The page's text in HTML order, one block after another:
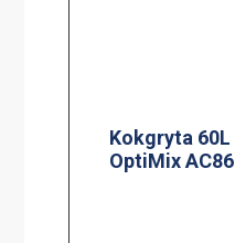
Kokgryta 60L
OptiMix AC86